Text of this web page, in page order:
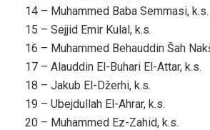
14 – Muhammed Baba Semmasi, k.s.
15 – Sejjid Emir Kulal, k.s.
16 – Muhammed Behauddin Šah
17 – Alauddin El-Buhari El-Attar, k.s.
18 – Jakub El-Džerhi, k.s.
19 – Ubejdullah El-Ahrar, k.s.
20 – Muhammed Ez-Zahid, k.s.